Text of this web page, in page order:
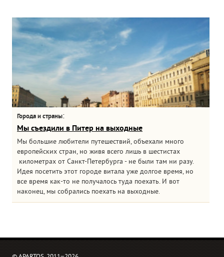
Города и страны:
Мы съездили в Питер на выходные
Мы большие любители путешествий, объехали много
европейских стран, но живя всего лишь в шестистах
километрах от Санкт-Петербурга - не были там ни разу.
Идея посетить этот городе витала уже долгое время, но
все время как-то не получалось туда поехать. И вот
наконец, мы собрались поехать на выходные.